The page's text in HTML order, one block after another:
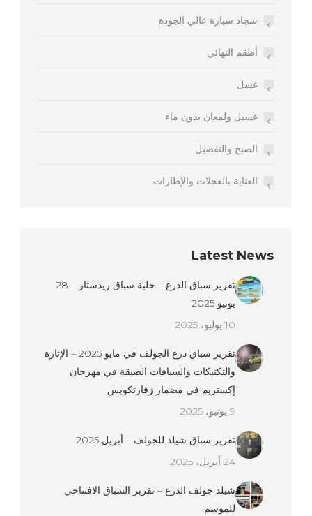
سجاد سيارة عالي الجودة
أطقم النهائي
غسل
غسيل ولمعان بدون ماء
الصبح والتفصيل
العناية بالعجلات والإطارات
Latest News
تقرير سباق الدرع – حلبة سباق ريدستار – 28
يونيو 2025
10 يوليو، 2025
تقرير سباق درع الجولف في مايو 2025 – الإثارة
والتكتيكات والسباقات الضيقة في مهرجان
إكستريم في مضمار زفارتكوبس
9 يونيو، 2025
تقرير سباق شيلد للجولف – أبريل 2025
24 أبريل، 2025
شيلد جولف الدرع – تقرير السباق الافتتاحي
للموسم